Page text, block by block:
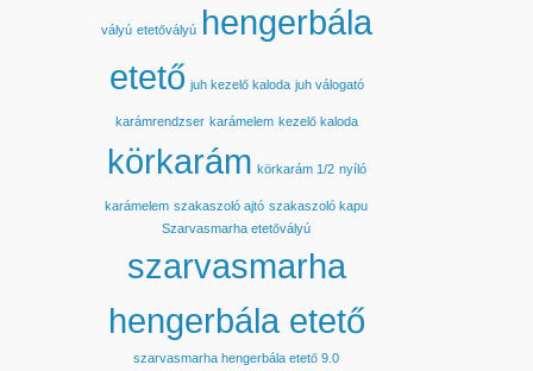
vályú etetővályú hengerbála
etető juh kezelő kaloda juh válogató
karámrendzser karámelem kezelő kaloda
körkarám körkarám 1/2 nyíló
karámelem szakaszoló ajtó szakaszoló kapu
Szarvasmarha etetővályú
szarvasmarha
hengerbála etető
szarvasmarha hengerbála etető 9.0